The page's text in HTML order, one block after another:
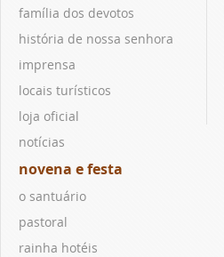
família dos devotos
história de nossa senhora
imprensa
locais turísticos
loja oficial
notícias
novena e festa
o santuário
pastoral
rainha hotéis